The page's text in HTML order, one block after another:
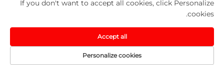
حقوق النشر © 2024 شركة ليتشنغ فويرن ليزر تكنولوجي
سياسة الخصوصية
If you don't want to accept all cookies, click Personalize
cookies.
Personalize cookies
Accept all